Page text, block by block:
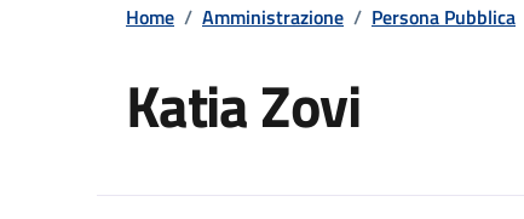
Home / Amministrazione / Persona Pubblica
Katia Zovi